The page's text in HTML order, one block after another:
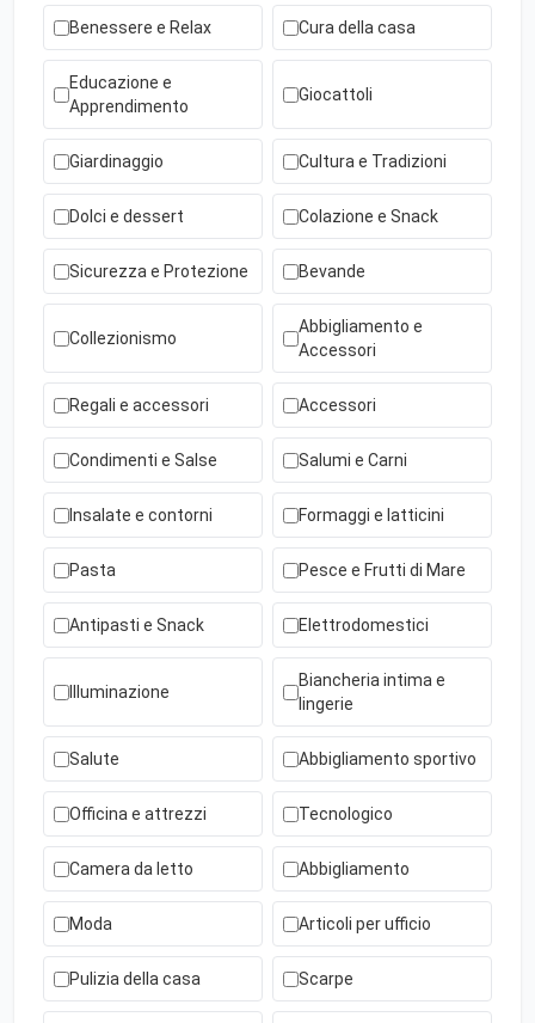
Benessere e Relax Cura della casa
Educazione e
Apprendimento
Giocattoli
Giardinaggio Cultura e Tradizioni
Dolci e dessert Colazione e Snack
Sicurezza e Protezione Bevande
Collezionismo
Abbigliamento e
Accessori
Regali e accessori Accessori
Condimenti e Salse Salumi e Carni
Insalate e contorni Formaggi e latticini
Pasta Pesce e Frutti di Mare
Antipasti e Snack Elettrodomestici
Illuminazione
Biancheria intima e
lingerie
Salute Abbigliamento sportivo
Officina e attrezzi Tecnologico
Camera da letto Abbigliamento
Moda Articoli per ufficio
Pulizia della casa Scarpe